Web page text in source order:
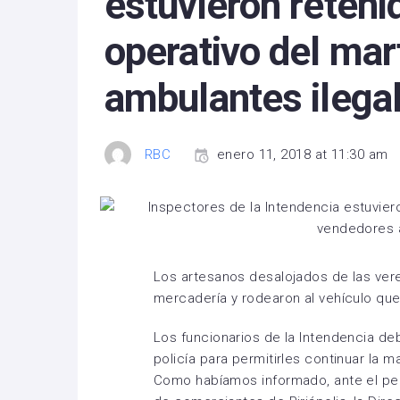
operativo del
ambulantes
RBC enero 11, 2018 at 11:30 am
Los artesanos desalojados de las
mercadería y rodearon al vehículo
Los funcionarios de la Intendencia
policía para permitirles continuar la
Como habíamos informado, ante el